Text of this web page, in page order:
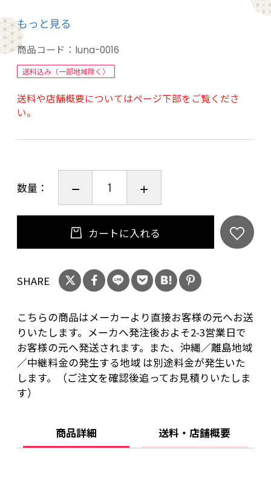
中身は通気性の良いパイプを使用。
適度な硬さがあるためしっかり支えてくれます。
色柄の違うさいころ枕が2個セットなので
気分や用途による使い分けや、ご家族やお友達
とシェアするのもオススメです。
＜材質＞
側地＝綿100％、中材＝ポリエチレンパイプ
側サイズ（約）30cm×30cm（製品サイズ：約
もっと見る
商品コード： luna-0016
送料込み（一部地域除く）
送料や店舗概要についてはページ下部をご覧くださ
い。
数量：
カートに入れる
SHARE
こちらの商品はメーカーより直接お客様の元へお送
りいたします。メーカへ発注後およそ2-3営業日で
お客様の元へ発送されます。また、沖縄／離島地域
／中継料金の発生する地域 は別途料金が発生いた
します。（ご注文を確認後追ってお見積りいたしま
す）
商品詳細 送料・店舗概要